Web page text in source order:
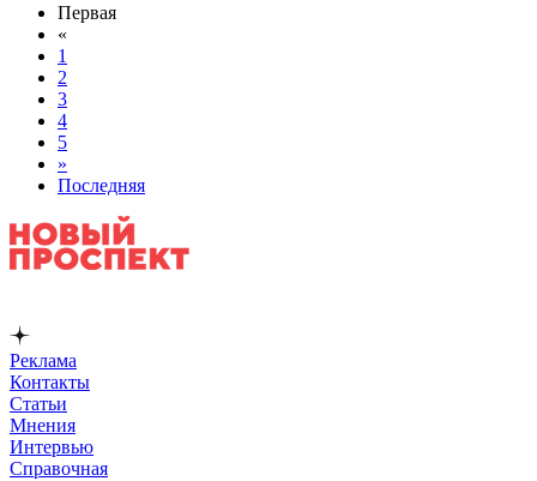
Первая
«
1
2
3
4
5
»
Последняя
Реклама
Контакты
Статьи
Мнения
Интервью
Справочная